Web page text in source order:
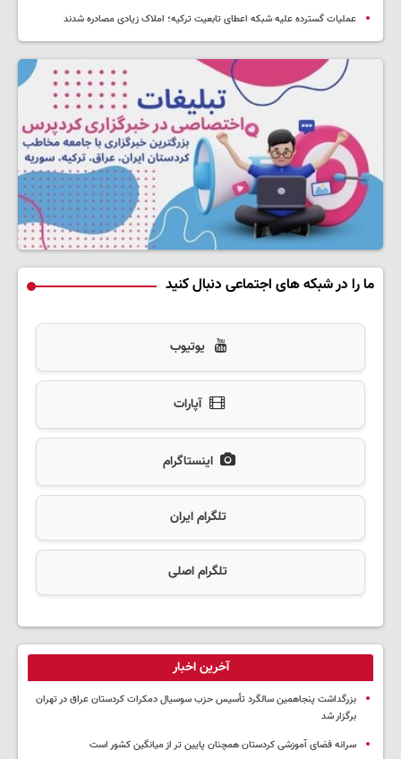
عملیات گسترده علیه شبکه اعطای تابعیت ترکیه؛ املاک زیادی مصادره شدند
ما را در شبکه های اجتماعی دنبال کنید
یوتیوب
آپارات
اینستاگرام
تلگرام ایران
تلگرام اصلی
آخرین اخبار
بزرگداشت پنجاهمین سالگرد تأسیس حزب سوسیال دمکرات کردستان عراق در تهران
برگزار شد
سرانه فضای آموزشی کردستان همچنان پایین تر از میانگین کشور است